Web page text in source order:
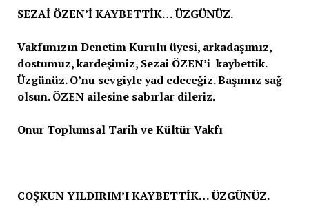
SEZAİ ÖZEN’İ KAYBETTİK… ÜZGÜNÜZ.
Vakfımızın Denetim Kurulu üyesi, arkadaşımız,
dostumuz, kardeşimiz, Sezai ÖZEN’i kaybettik.
Üzgünüz. O’nu sevgiyle yad edeceğiz. Başımız sağ
olsun. ÖZEN ailesine sabırlar dileriz.
Onur Toplumsal Tarih ve Kültür Vakfı
COŞKUN YILDIRIM’I KAYBETTİK… ÜZGÜNÜZ.